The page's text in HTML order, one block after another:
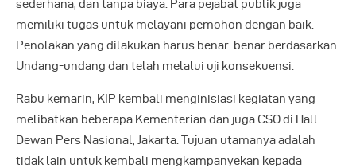
sederhana, dan tanpa biaya. Para pejabat publik juga
memiliki tugas untuk melayani pemohon dengan baik.
Penolakan yang dilakukan harus benar-benar berdasarkan
Undang-undang dan telah melalui uji konsekuensi.
Rabu kemarin, KIP kembali menginisiasi kegiatan yang
melibatkan beberapa Kementerian dan juga CSO di Hall
Dewan Pers Nasional, Jakarta. Tujuan utamanya adalah
tidak lain untuk kembali mengkampanyekan kepada